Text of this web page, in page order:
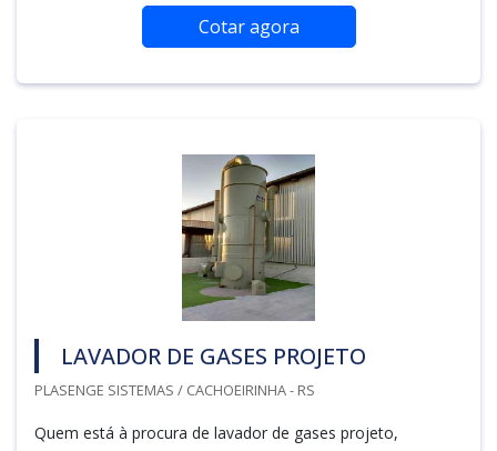
Cotar agora
LAVADOR DE GASES PROJETO
PLASENGE SISTEMAS / CACHOEIRINHA - RS
Quem está à procura de lavador de gases projeto,